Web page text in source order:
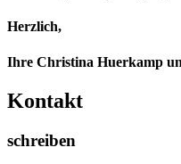
Herzlich,
Ihre Christina Huerkamp
Kontakt
schreiben